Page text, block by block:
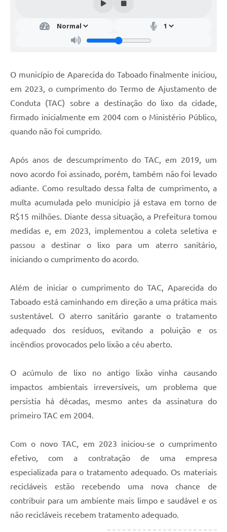
O município de Aparecida do Taboado finalmente iniciou,
em 2023, o cumprimento do Termo de Ajustamento de
Conduta (TAC) sobre a destinação do lixo da cidade,
firmado inicialmente em 2004 com o Ministério Público,
quando não foi cumprido.
Após anos de descumprimento do TAC, em 2019, um
novo acordo foi assinado, porém, também não foi levado
adiante. Como resultado dessa falta de cumprimento, a
multa acumulada pelo município já estava em torno de
R$15 milhões. Diante dessa situação, a Prefeitura tomou
medidas e, em 2023, implementou a coleta seletiva e
passou a destinar o lixo para um aterro sanitário,
iniciando o cumprimento do acordo.
Além de iniciar o cumprimento do TAC, Aparecida do
Taboado está caminhando em direção a uma prática mais
sustentável. O aterro sanitário garante o tratamento
adequado dos resíduos, evitando a poluição e os
incêndios provocados pelo lixão a céu aberto.
O acúmulo de lixo no antigo lixão vinha causando
impactos ambientais irreversíveis, um problema que
persistia há décadas, mesmo antes da assinatura do
primeiro TAC em 2004.
Com o novo TAC, em 2023 iniciou-se o cumprimento
efetivo, com a contratação de uma empresa
especializada para o tratamento adequado. Os materiais
recicláveis estão recebendo uma nova chance de
contribuir para um ambiente mais limpo e saudável e os
não recicláveis recebem tratamento adequado.